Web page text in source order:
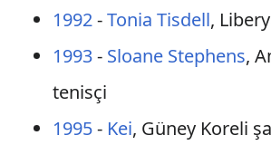
1992-Tonia Tisdell,
1993- Sloane Stephens,
tenisçi
1995- Kei, Güney Koreli